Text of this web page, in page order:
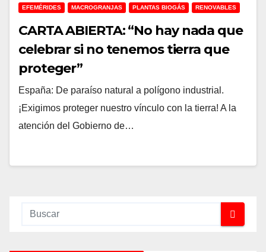
EFEMÉRIDES MACROGRANJAS PLANTAS BIOGÁS RENOVABLES
CARTA ABIERTA: “No hay nada que
celebrar si no tenemos tierra que
proteger”
España: De paraíso natural a polígono industrial.
¡Exigimos proteger nuestro vínculo con la tierra! A la
atención del Gobierno de…